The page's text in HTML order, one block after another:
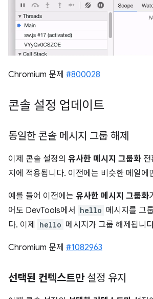
Chromium 문제 #800028
콘솔 설정 업데이트
동일한 콘솔 메시지 그룹 해제
이제 콘솔 설정의 유사한 메시지 그룹화 전
지에 적용됩니다. 이전에는 비슷한 메일에
예를 들어 이전에는 유사한 메시지 그룹화
어도 DevTools에서
hello 메시지를 그
다. 이제
hello 메시지가 그룹 해제됩니
Chromium 문제 #1082963
선택된 컨텍스트만설정 유지